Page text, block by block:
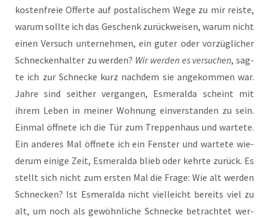
kos­ten­freie Offer­te auf pos­ta­li­schem Wege zu mir reis­te,
war­um soll­te ich das Geschenk zurück­wei­sen, war­um nicht
einen Ver­such unter­neh­men, ein guter oder vor­züg­li­cher
Schne­cken­hal­ter zu wer­den? Wir wer­den es ver­su­chen, sag­
te ich zur Schne­cke kurz nach­dem sie ange­kom­men war.
Jah­re sind seit­her ver­gan­gen, Esme­ral­da scheint mit
ihrem Leben in mei­ner Woh­nung ein­ver­stan­den zu sein.
Ein­mal öff­ne­te ich die Tür zum Trep­pen­haus und war­te­te.
Ein ande­res Mal öff­ne­te ich ein Fens­ter und war­te­te wie­
der­um eini­ge Zeit, Esme­ral­da blieb oder kehr­te zurück. Es
stellt sich nicht zum ers­ten Mal die Fra­ge: Wie alt wer­den
Schne­cken? Ist Esme­ral­da nicht viel­leicht bereits viel zu
alt, um noch als gewöhn­li­che Schne­cke betrach­tet wer­